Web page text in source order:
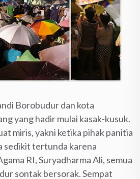
Borobudur dan kota
yang hadir mulai kasak-kusuk.
miris, yakni ketika pihak panitia
sedikit tertunda karena
RI, Suryadharma Ali, semua
sontak bersorak. Sempat